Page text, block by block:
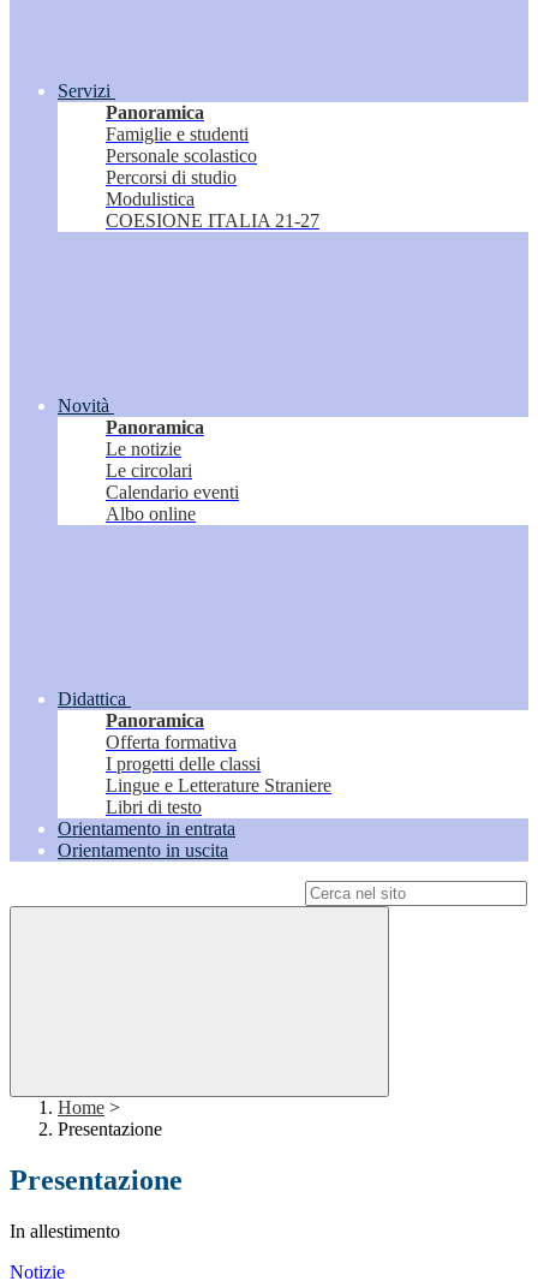
Servizi
Panoramica
Famiglie e studenti
Personale scolastico
Percorsi di studio
Modulistica
COESIONE ITALIA 21-27
Novità
Panoramica
Le notizie
Le circolari
Calendario eventi
Albo online
Didattica
Panoramica
Offerta formativa
I progetti delle classi
Lingue e Letterature Straniere
Libri di testo
Orientamento in entrata
Orientamento in uscita
Home >
Presentazione
Presentazione
In allestimento
Notizie